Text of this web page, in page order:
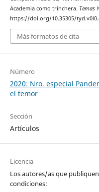
Academia como trinchera. Temas
https://doi.org/10.35305/
Más formatos de cita
Número
2020: Nro. especial
el temor
Sección
Artículos
Licencia
Los autores/as que
condiciones: